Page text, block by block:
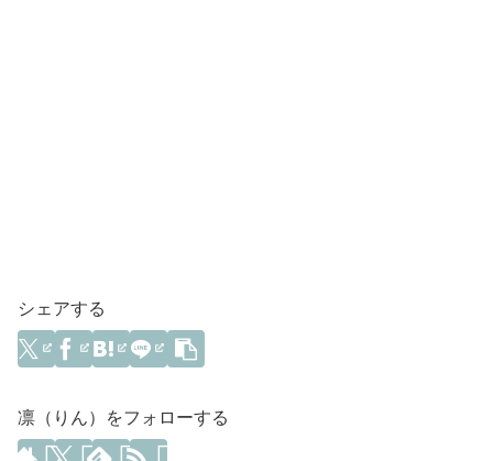
シェアする
凛（りん）をフォローする